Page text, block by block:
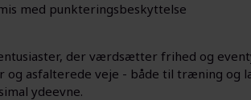
med punkteringsbeskyttelse
der værdsætter frihed og
og asfalterede veje - både til træning
ydeevne.